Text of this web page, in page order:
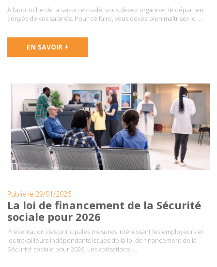
À l’approche de la saison estivale, vous devez organiser le départ en
congés de vos salariés. Pour ce faire, vous devez bien maîtriser le ….
EN SAVOIR +
Publié le 29/01/2026
La loi de financement de la Sécurité
sociale pour 2026
Présentation des principales mesures intéressant les employeurs et
les travailleurs indépendants issues de la loi de financement de la
Sécurité sociale pour 2026. Les cotisations ….